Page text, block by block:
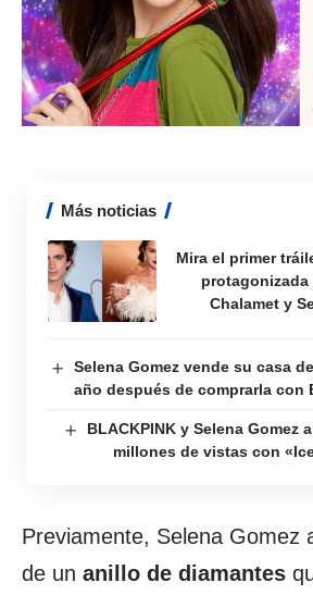
Más noticias
Mira el primer
Chalamet y
Selena Gomez vende su casa
año después de comprarla con
BLACKPINK y Selena Gomez
millones de vistas con
Previamente, Selena Gomez
de un anillo de diamantes